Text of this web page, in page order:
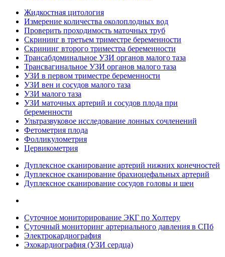
Жидкостная цитология
Измерение количества околоплодных вод
Проверить проходимость маточных труб
Скрининг в третьем триместре беременности
Скрининг второго триместра беременности
Трансабдоминальное УЗИ органов малого таза
Трансвагинальное УЗИ органов малого таза
УЗИ в первом триместре беременности
УЗИ вен и сосудов малого таза
УЗИ малого таза
УЗИ маточных артерий и сосудов плода при
беременности
Ультразвуковое исследование лонных сочленений
Фетометрия плода
Фолликулометрия
Цервикометрия
Дуплексное сканирование артерий нижних конечностей
Дуплексное сканирование брахиоцефальных артерий
Дуплексное сканирование сосудов головы и шеи
Суточное мониторирование ЭКГ по Холтеру
Суточный мониторинг артериального давления в СПб
Электрокардиография
Эхокардиография (УЗИ сердца)